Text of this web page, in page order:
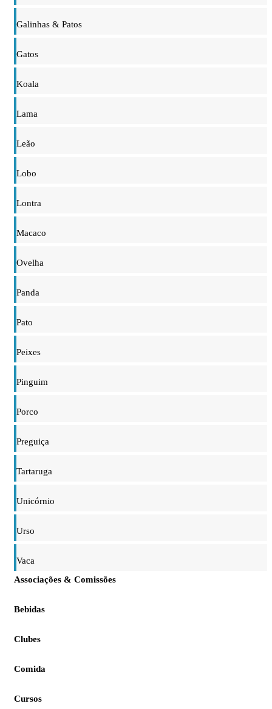
Galinhas & Patos
Gatos
Koala
Lama
Leão
Lobo
Lontra
Macaco
Ovelha
Panda
Pato
Peixes
Pinguim
Porco
Preguiça
Tartaruga
Unicórnio
Urso
Vaca
Associações & Comissões
Bebidas
Clubes
Comida
Cursos